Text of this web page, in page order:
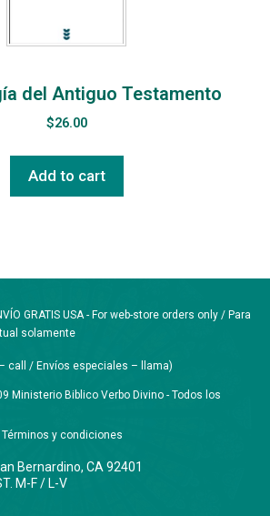
del Antiguo Testamento
$26.00
Add to cart
GRATIS USA - For web-store orders only / Para
solamente
call / Envíos especiales – llama)
Ministerio Biblico Verbo Divino - Todos los
y condiciones
Bernardino, CA 92401
M-F / L-V